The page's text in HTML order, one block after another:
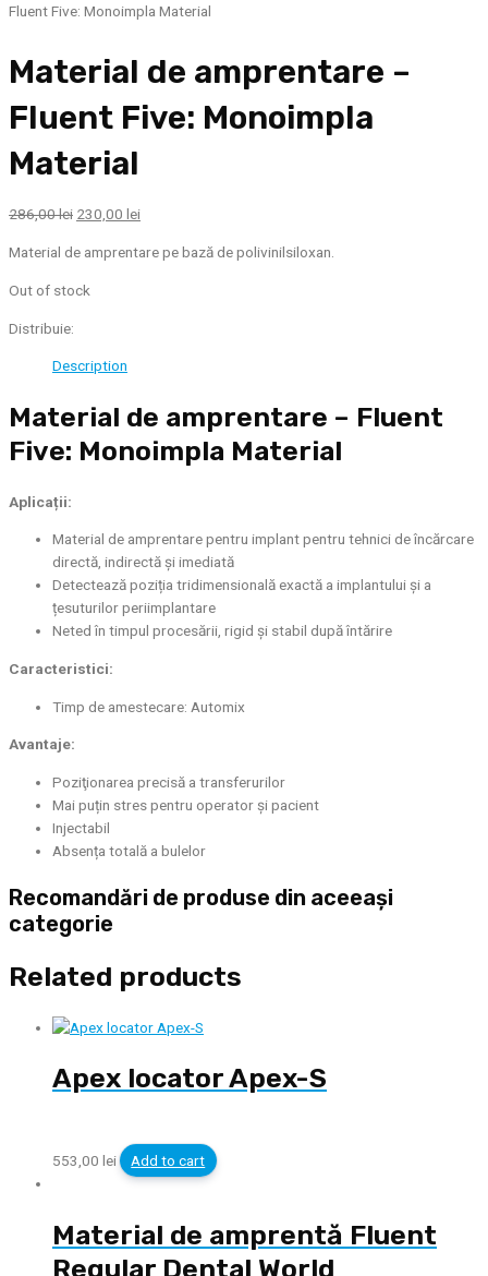
Fluent Five: Monoimpla Material
Material de amprentare –
Fluent Five: Monoimpla
Material
286,00lei 230,00 lei
Material de amprentare pe bază de polivinilsiloxan.
Out of stock
Distribuie:
Description
Material de amprentare – Fluent
Five: Monoimpla Material
Aplicații:
Material de amprentare pentru implant pentru tehnici de încărcare
directă, indirectă și imediată
Detectează poziția tridimensională exactă a implantului și a
țesuturilor periimplantare
Neted în timpul procesării, rigid și stabil după întărire
Caracteristici:
Timp de amestecare: Automix
Avantaje:
Poziţionarea precisă a transferurilor
Mai puțin stres pentru operator și pacient
Injectabil
Absența totală a bulelor
Recomandări de produse din aceeași
categorie
Related products
Apex locator Apex-S
553,00 lei Add to cart
Material de amprentă Fluent
Regular Dental World